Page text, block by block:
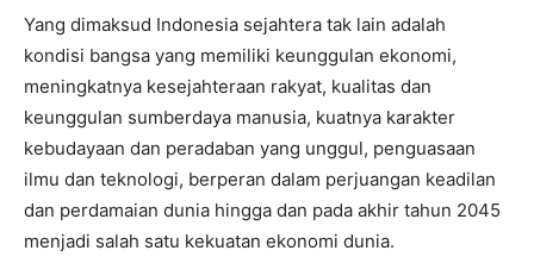
Yang dimaksud Indonesia sejahtera tak lain adalah
kondisi bangsa yang memiliki keunggulan ekonomi,
meningkatnya kesejahteraan rakyat, kualitas dan
keunggulan sumberdaya manusia, kuatnya karakter
kebudayaan dan peradaban yang unggul, penguasaan
ilmu dan teknologi, berperan dalam perjuangan keadilan
dan perdamaian dunia hingga dan pada akhir tahun 2045
menjadi salah satu kekuatan ekonomi dunia.